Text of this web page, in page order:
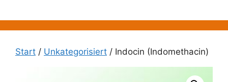
Inhalt
springen
Start / Unkategorisiert / Indocin (Indomethacin)